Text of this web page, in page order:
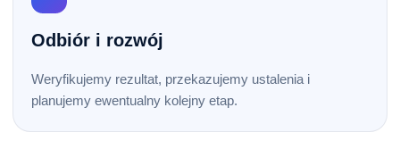
Odbiór i rozwój
Weryfikujemy rezultat, przekazujemy ustalenia i
planujemy ewentualny kolejny etap.